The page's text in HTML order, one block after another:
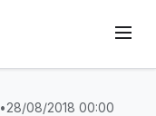
•28/08/2018 00:00